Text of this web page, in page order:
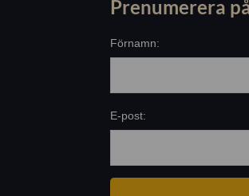
Prenumerera
Förnamn:
E-post: